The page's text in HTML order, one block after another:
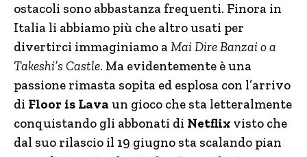
ostacoli sono abbastanza frequenti. Finora in
Italia li abbiamo più che altro usati per
divertirci immaginiamo aMai Dire Banzai o a
Takeshi’s Castle. Ma evidentemente è una
passione rimasta sopita ed esplosa con l’arrivo
di Floor is Lava un gioco che sta letteralmente
conquistando gli abbonati di Netflix visto che
dal suo rilascio il 19 giugno sta scalando pian